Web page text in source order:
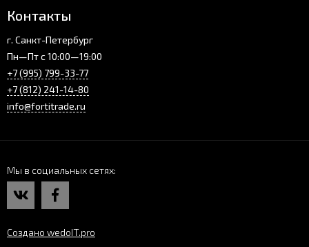
Контакты
г. Санкт-Петербург
Пн—Пт с 10:00—19:00
+7 (995) 799-33-77
+7 (812) 241-14-80
info@fortitrade.ru
Мы в социальных сетях
Создано wedoIT.pro